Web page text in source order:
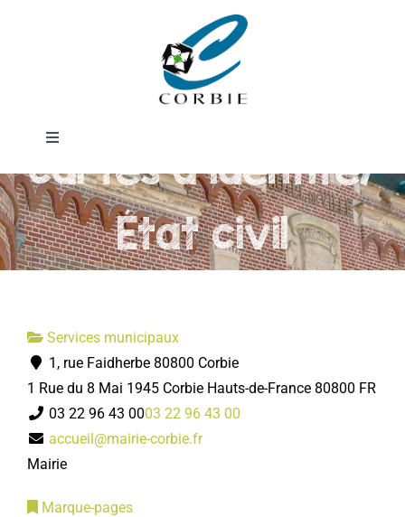
Toggle
Mairie
DÉMARCHES ADMINISTRATIVES
PRATIQUE
LOISIRS
Service
passeports et
cartes d'identité/
État civil
Services municipaux
1, rue Faidherbe 80800 Corbie
1 Rue du 8 Mai 1945 Corbie Hauts-de-France 80800 FR
03 22 96 43 0003 22 96 43 00
accueil@mairie-corbie.fr
Mairie
Marque-pages